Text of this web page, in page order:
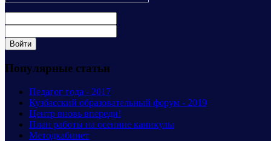
Популярные статьи
Педагог года - 2017
Кузбасский образовательный форум - 2019
Центр вновь впереди!
План работы на осенние каникулы
Методкабинет